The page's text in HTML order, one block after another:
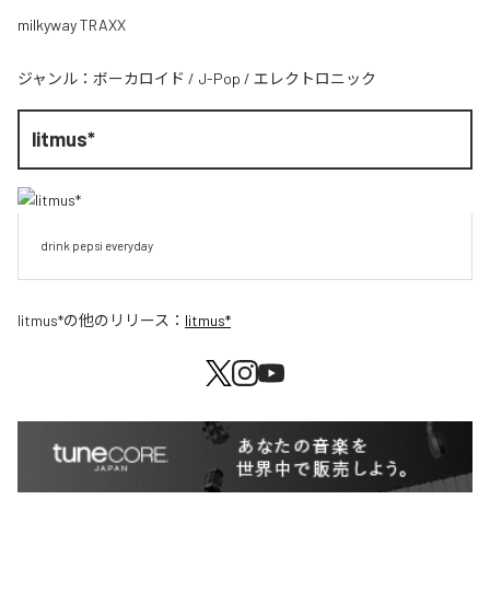
milkyway TRAXX
ジャンル： ボーカロイド / J-Pop / エレクトロニック
litmus*
drink pepsi everyday
litmus*の他のリリース： litmus*